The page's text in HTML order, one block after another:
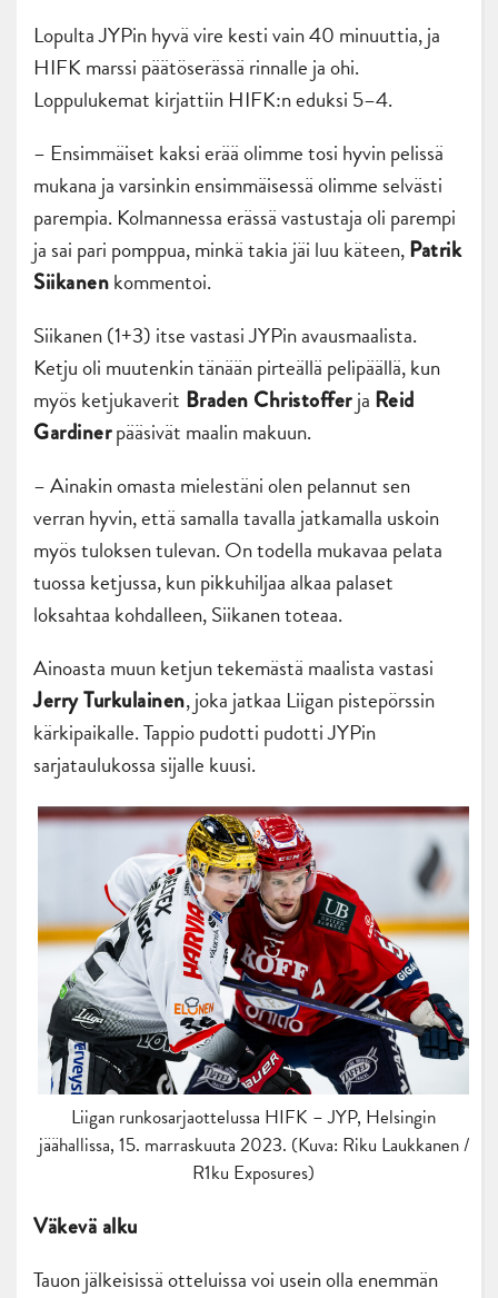
Lopulta JYPin hyvä vire kesti vain 40 minuuttia, ja
HIFK marssi päätöserässä rinnalle ja ohi.
Loppulukemat kirjattiin HIFK:n eduksi 5–4.
– Ensimmäiset kaksi erää olimme tosi hyvin pelissä
mukana ja varsinkin ensimmäisessä olimme selvästi
parempia. Kolmannessa erässä vastustaja oli parempi
ja sai pari pomppua, minkä takia jäi luu käteen,Patrik
Siikanenkommentoi.
Siikanen (1+3) itse vastasi JYPin avausmaalista.
Ketju oli muutenkin tänään pirteällä pelipäällä, kun
myös ketjukaverit Braden Christofferja Reid
Gardinerpääsivät maalin makuun.
– Ainakin omasta mielestäni olen pelannut sen
verran hyvin, että samalla tavalla jatkamalla uskoin
myös tuloksen tulevan. On todella mukavaa pelata
tuossa ketjussa, kun pikkuhiljaa alkaa palaset
loksahtaa kohdalleen, Siikanen toteaa.
Ainoasta muun ketjun tekemästä maalista vastasi
Jerry Turkulainen, joka jatkaa Liigan pistepörssin
kärkipaikalle. Tappio pudotti pudotti JYPin
sarjataulukossa sijalle kuusi.
Liigan runkosarjaottelussa HIFK – JYP, Helsingin
jäähallissa, 15. marraskuuta 2023. (Kuva: Riku Laukkanen /
R1ku Exposures)
Väkevä alku
Tauon jälkeisissä otteluissa voi usein olla enemmän